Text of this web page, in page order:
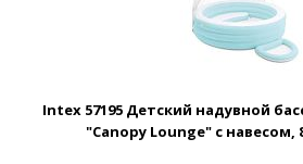
Intex 57195 Детский надувной
"Canopy Lounge" с навесом,